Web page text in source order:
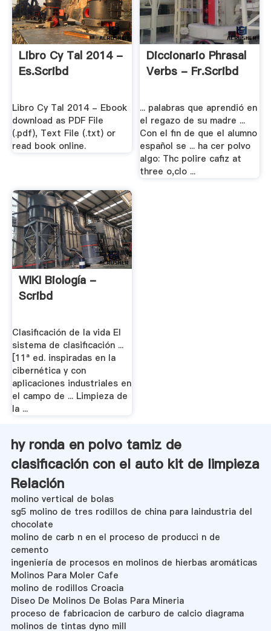
Libro Cy Tal 2014 -
Es.scribd
Libro Cy Tal 2014 - Ebook
download as PDF File
(.pdf), Text File (.txt) or
read book online.
Diccionario Phrasal
Verbs - Fr.scribd
... palabras que aprendió en
el regazo de su madre ...
Con el fin de que el alumno
español se ... ha cer polvo
algo: Thc polire cafiz at
three o,clo ...
WIKI Biología -
Scribd
Clasificación de la vida El
sistema de clasificación ...
[11ª ed. inspiradas en la
cibernética y con
aplicaciones industriales en
el campo de ... Limpieza de
la ...
hy ronda en polvo tamiz de
clasificación con el auto kit de limpieza
Relación
molino vertical de bolas
sg5 molino de tres rodillos de china para laindustria del
chocolate
molino de carb n en el proceso de producci n de
cemento
ingeniería de procesos en molinos de hierbas aromáticas
Molinos Para Moler Cafe
molino de rodillos Croacia
Diseo De Molinos De Bolas Para Mineria
proceso de fabricacion de carburo de calcio diagrama
molinos de tintas dyno mill